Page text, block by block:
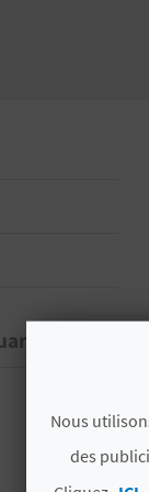
Nous
des